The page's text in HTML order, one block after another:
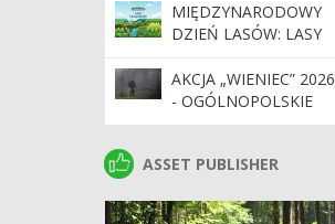
MIĘDZYNARODOWY
DZIEŃ LASÓW: LASY
DLA GOSPODARKI I
BEZPIECZEŃSTWA
AKCJA „WIENIEC” 2026
- OGÓLNOPOLSKIE
DZIAŁANIA STRAŻY
ASSET PUBLISHER
ASSET PUBLISHER